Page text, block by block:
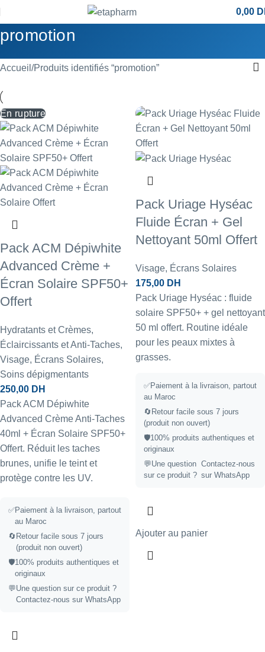
0,00
promotion
Accueil Produits identifiés “promotion”
En rupture
Pack ACM Dépiwhite
Advanced Crème +
Écran Solaire SPF50+
Offert
Hydratants et Crèmes,
Éclaircissants et Anti-Taches,
Visage, Écrans Solaires,
Soins dépigmentants
250,00 DH
Pack ACM Dépiwhite
Advanced Crème Anti-Taches
40ml + Écran Solaire SPF50+
Offert. Réduit les taches
brunes, unifie le teint et
protège contre les UV.
✅Paiement à la livraison, partout
au Maroc
🔄 Retour facile sous 7 jours
(produit non ouvert)
🛡️100% produits authentiques et
originaux
💬Une question sur ce produit ?
Contactez-nous sur WhatsApp
Pack Uriage Hyséac
Fluide Écran + Gel
Nettoyant 50ml Offert
Visage, Écrans Solaires
175,00 DH
Pack Uriage Hyséac : fluide
solaire SPF50+ + gel nettoyant
50 ml offert. Routine idéale
pour les peaux mixtes à
grasses.
✅Paiement à la livraison, partout
au Maroc
🔄Retour facile sous 7 jours
(produit non ouvert)
🛡️100% produits authentiques et
originaux
💬Une question
sur ce produit ?
Contactez-nous
sur WhatsApp
Ajouter au panier